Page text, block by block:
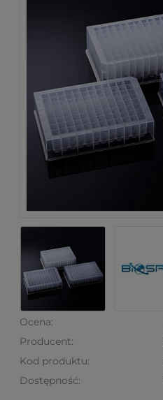
Ocena:
Producent:
Kod produktu:
Dostępność: